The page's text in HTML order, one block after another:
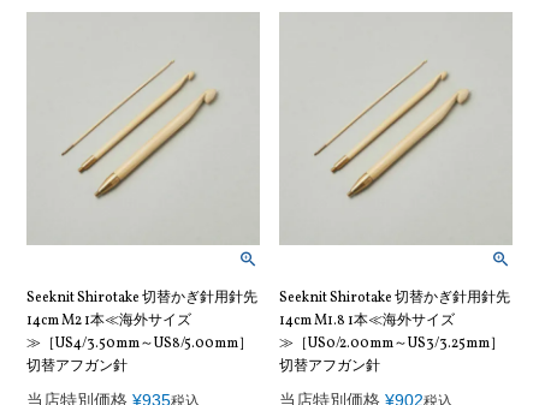
Seeknit Shirotake 切替かぎ針用針先
14cm M2 1本≪海外サイズ
≫［US4/3.50mm～US8/5.00mm］
切替アフガン針
当店特別価格 ¥935税込
Seeknit Shirotake 切替かぎ針用針先
14cm M1.8 1本≪海外サイズ
≫［US0/2.00mm～US3/3.25mm］
切替アフガン針
当店特別価格 ¥902税込